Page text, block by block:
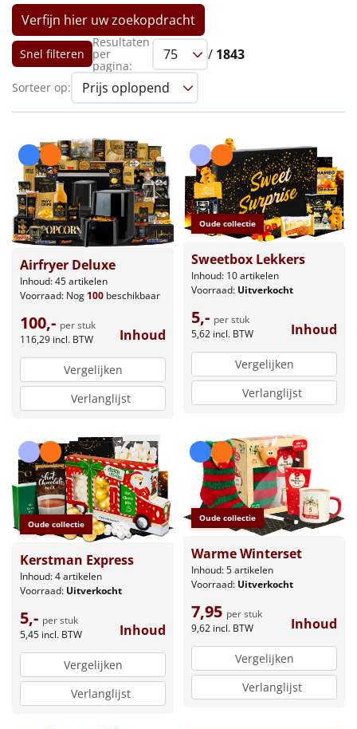
Luxe
Mannen
Vrouwen
Duurzaam
Leuke
Goedkope
Alle thema's
Artikel
Hitster NIEUW
Pizzarette
Tas
Wake up light
NIEUW
Borrelplank
Warmtekussen
NIEUW
Slowcooker POPULAIR
Noodradio NIEUW
Deken (fleece plaid)
Alle artikelen
Verfijn hier uw zoekopdracht
Snel filteren
Resultaten
per
pagina:
/ 1843
Sorteer op:
Airfryer Deluxe
Inhoud: 45 artikelen
Voorraad: Nog 100 beschikbaar
100,- per stuk
116,29 incl. BTW Inhoud
Vergelijken
Verlanglijst
Oude collectie
Sweetbox Lekkers
Inhoud: 10 artikelen
Voorraad: Uitverkocht
5,- per stuk
5,62 incl. BTW Inhoud
Vergelijken
Verlanglijst
Oude collectie
Kerstman Express
Inhoud: 4 artikelen
Voorraad: Uitverkocht
5,- per stuk
5,45 incl. BTW Inhoud
Vergelijken
Verlanglijst
Oude collectie
Warme Winterset
Inhoud: 5 artikelen
Voorraad: Uitverkocht
7,95 per stuk
9,62 incl. BTW Inhoud
Vergelijken
Verlanglijst